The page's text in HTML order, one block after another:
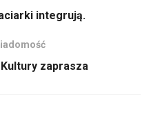
integrują.
zaprasza